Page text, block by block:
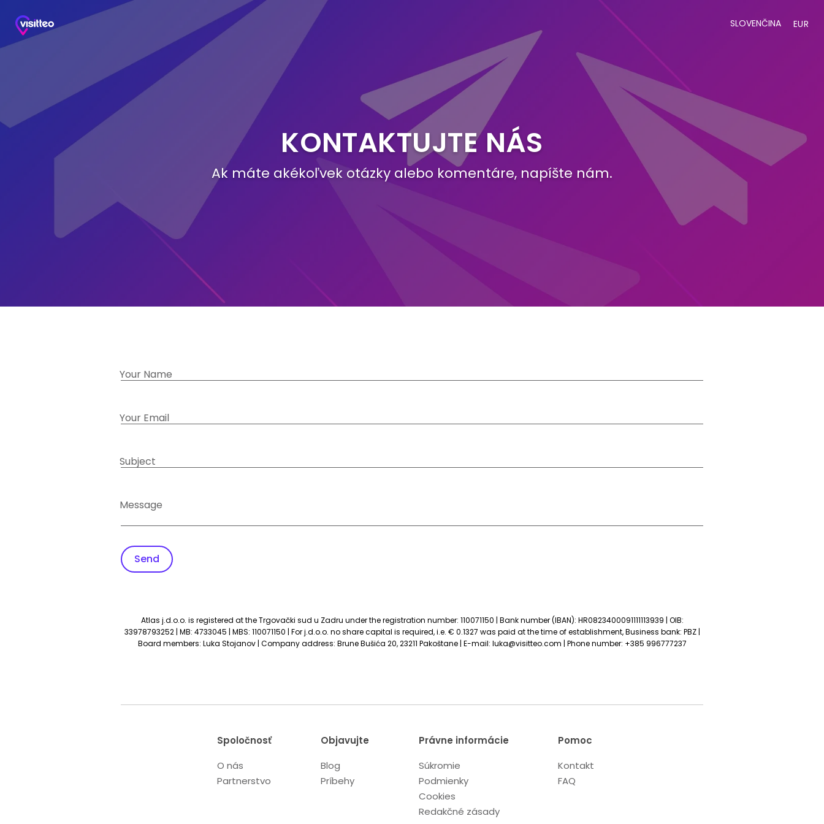
SLOVENČINA EUR
KONTAKTUJTE NÁS
Ak máte akékoľvek otázky alebo komentáre, napíšte nám.
Your Name
Your Email
Subject
Message
Atlas j.d.o.o. is registered at the Trgovački sud u Zadru under the registration number: 110071150 | Bank number (IBAN): HR0823400091111113939 | OIB:
33978793252 | MB: 4733045 | MBS: 110071150 | For j.d.o.o. no share capital is required, i.e. € 0.1327 was paid at the time of establishment, Business bank: PBZ |
Board members: Luka Stojanov | Company address: Brune Bušića 20, 23211 Pakoštane | E-mail: luka@visitteo.com | Phone number: +385 996777237
Spoločnosť
O nás
Partnerstvo
Objavujte
Blog
Príbehy
Právne informácie
Súkromie
Podmienky
Cookies
Redakčné zásady
Pomoc
Kontakt
FAQ